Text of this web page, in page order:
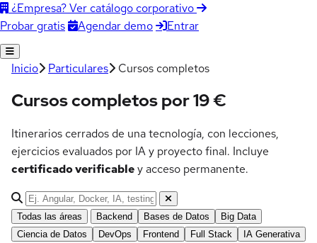
¿Empresa? Ver catálogo corporativo
Probar gratis
Agendar demo Entrar
Inicio Particulares Cursos completos
Cursos completospor 19 €
Itinerarios cerrados de una tecnología, con lecciones,
ejercicios evaluados por IA y proyecto final. Incluye
certificado verificabley acceso permanente.
Buscar
Todas las áreas Backend Bases de Datos
Big Data
Ciencia de Datos
DevOps Frontend Full Stack
IA Generativa